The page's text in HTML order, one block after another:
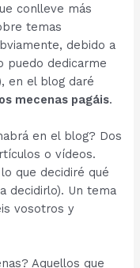
conlleve más
temas
debido a
puedo dedicarme
en el blog daré
mecenas pagáis.
en el blog? Dos
o vídeos.
que decidiré qué
decidirlo). Un tema
vosotros y
Aquellos que